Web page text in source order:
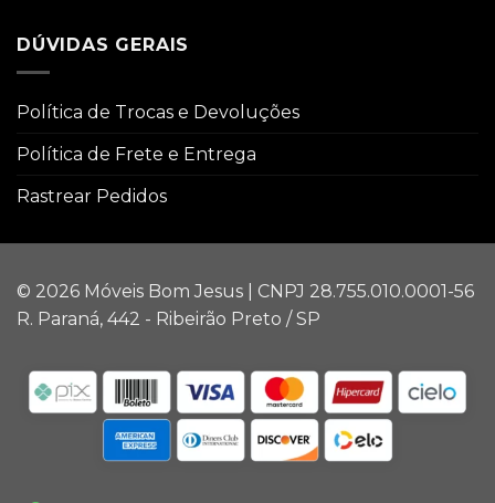
DÚVIDAS GERAIS
Política de Trocas e Devoluções
Política de Frete e Entrega
Rastrear Pedidos
© 2026 Móveis Bom Jesus | CNPJ 28.755.010.0001-56
R. Paraná, 442 - Ribeirão Preto / SP